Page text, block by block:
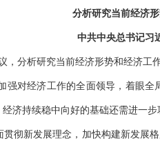
分析研究当前经济
中共中央总书记习
分析研究当前经济形势和经济工作
经济工作的全面领导，着眼全
济持续稳中向好的基础还需进一
新发展理念，加快构建新发展